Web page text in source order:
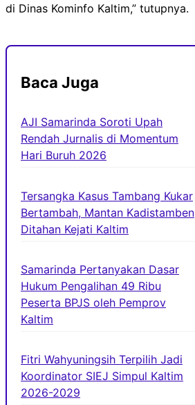
di Dinas Kominfo Kaltim,” tutupnya.
Baca Juga
AJI Samarinda Soroti Upah
Rendah Jurnalis di Momentum
Hari Buruh 2026
Tersangka Kasus Tambang Kukar
Bertambah, Mantan Kadistamben
Ditahan Kejati Kaltim
Samarinda Pertanyakan Dasar
Hukum Pengalihan 49 Ribu
Peserta BPJS oleh Pemprov
Kaltim
Fitri Wahyuningsih Terpilih Jadi
Koordinator SIEJ Simpul Kaltim
2026-2029